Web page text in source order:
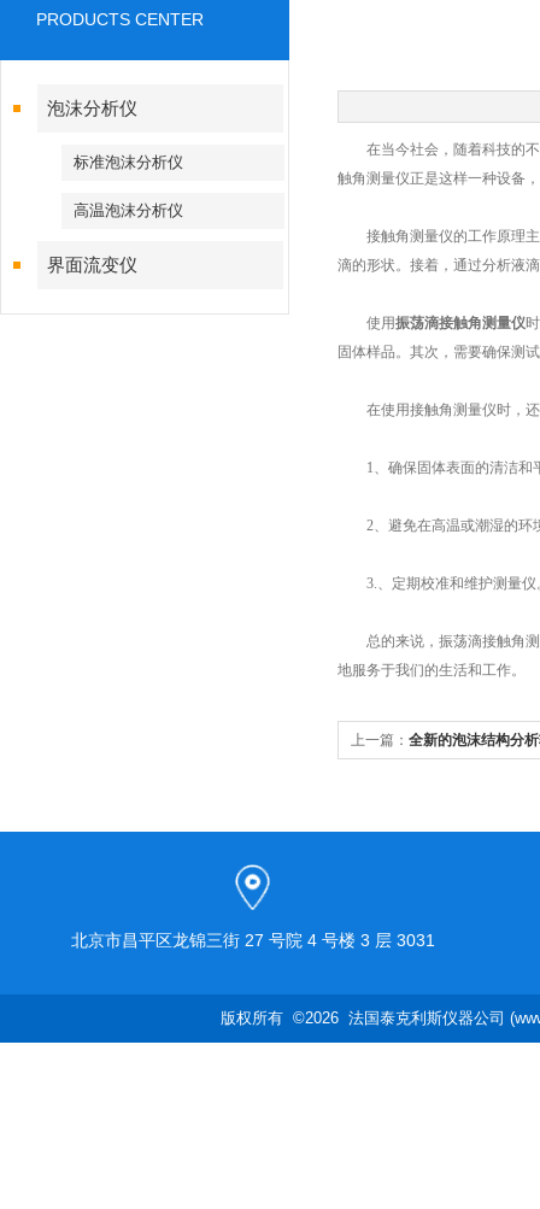
PRODUCTS CENTER
泡沫分析仪
标准泡沫分析仪
高温泡沫分析仪
界面流变仪
在当今社会，随着科技的不
触角测量仪正是这样一种设备
接触角测量仪的工作原理主
滴的形状。接着，通过分析液
使用振荡滴接触角测量仪
固体样品。其次，需要确保测
在使用接触角测量仪时，还
1、确保固体表面的清洁和平
2、避免在高温或潮湿的环
3.、定期校准和维护测量仪
总的来说，振荡滴接触角测
地服务于我们的生活和工作。
上一篇： 全新的泡沫结构分
北京市昌平区龙锦三街 27 号院 4 号楼 3 层 3031
版权所有 ©2026 法国泰克利斯仪器公司